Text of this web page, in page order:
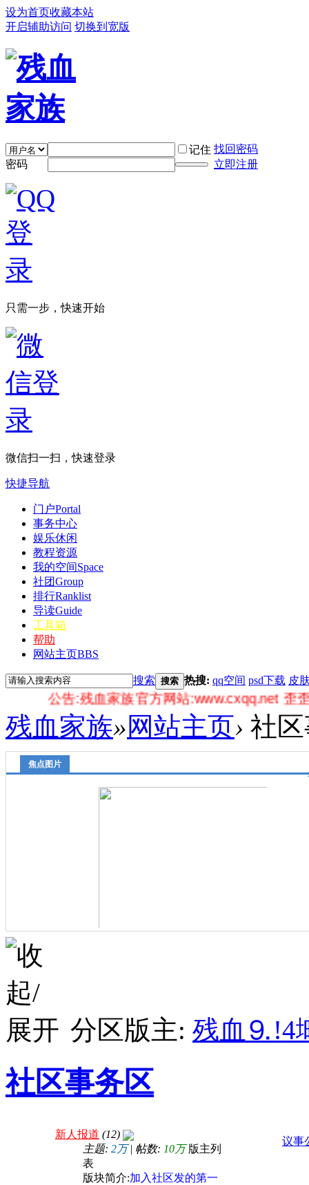
设为首页收藏本站
开启辅助访问 切换到宽版
记住 找回密码
密码
立即注册
只需一步，快速开始
微信扫一扫，快速登录
快捷导航
门户Portal
事务中心
娱乐休闲
教程资源
我的空间Space
社团Group
排行Ranklist
导读Guide
工具箱
帮助
网站主页BBS
搜索 搜索 热搜: qq空间 psd下载 皮
告:残血家族官方网站:www.cxqq.net 歪歪娱乐频
残血家族»网站主页› 社
焦点图片
80多张黑客电脑高清桌面壁纸喜欢带走
”页面有时
听歌了
最不让我的眼泪陪我过夜 - AI奶绿
自
商家 ·Sportcation火了，中产找虐捧红旅修品牌
分区版主: 残血⒐!4
社区事务区
新人报道 (12)
主题: 2万| 帖数: 10万 版主列
表
版块简介:加入社区发的第一
议事